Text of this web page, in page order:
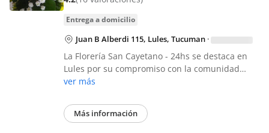
entrega a domicilio
Juan B Alberdi 115, Lules, Tucuman ·
La Florería San Cayetano - 24hs se destaca en
Lules por su compromiso con la comunidad…
ver más
Más información